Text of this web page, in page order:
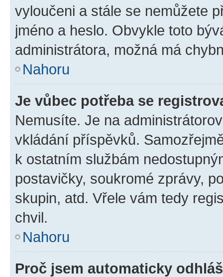
vyloučeni a stále se nemůžete
jméno a heslo. Obvykle toto
administrátora, možná má
Nahoru
Je vůbec potřeba se
Nemusíte. Je na
vkládání příspěvků.
k ostatním službám
postavičky, soukromé zprávy,
skupin, atd. Vřele vám tedy
chvil.
Nahoru
Proč jsem automaticky